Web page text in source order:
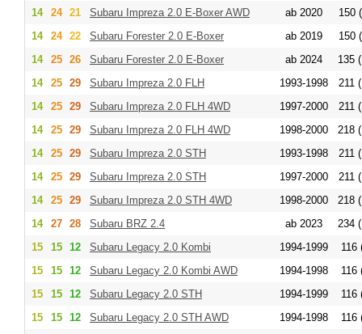
14
24 21 Subaru Impreza 2.0 E-Boxer AWD ab 2020
150
14
24 22 Subaru Forester 2.0 E-Boxer ab 2019
150
14
25 26 Subaru Forester 2.0 E-Boxer ab 2024
135
14
25 29 Subaru Impreza 2.0 FLH 1993-1998
211
14
25 29 Subaru Impreza 2.0 FLH 4WD 1997-2000
211
14
25 29 Subaru Impreza 2.0 FLH 4WD 1998-2000
218
14
25 29 Subaru Impreza 2.0 STH 1993-1998
211
14
25 29 Subaru Impreza 2.0 STH 1997-2000
211
14
25 29 Subaru Impreza 2.0 STH 4WD 1998-2000
218
14
27 28 Subaru BRZ 2.4 ab 2023
234
15
15 12 Subaru Legacy 2.0 Kombi 1994-1999
116
15
15 12 Subaru Legacy 2.0 Kombi AWD 1994-1998
116
15
15 12 Subaru Legacy 2.0 STH 1994-1999
116
15
15 12 Subaru Legacy 2.0 STH AWD 1994-1998
116